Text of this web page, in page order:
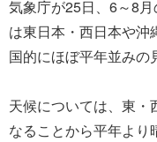
気象庁が25日、6～8
は東日本・西日本や沖
国的にほぼ平年並みの
天候については、東・
なることから平年より